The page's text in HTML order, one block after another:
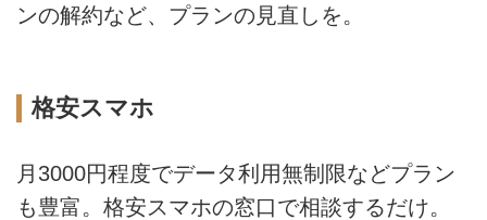
ンの解約など、プランの見直しを。
格安スマホ
月3000円程度でデータ利用無制限などプラン
も豊富。格安スマホの窓口で相談するだけ。